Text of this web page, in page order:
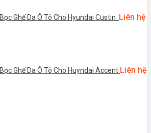
Bọc Ghế Da Ô Tô Cho Hyundai Custin Liên hệ
Bọc Ghế Da Ô Tô Cho Huyndai Accent Liên hệ